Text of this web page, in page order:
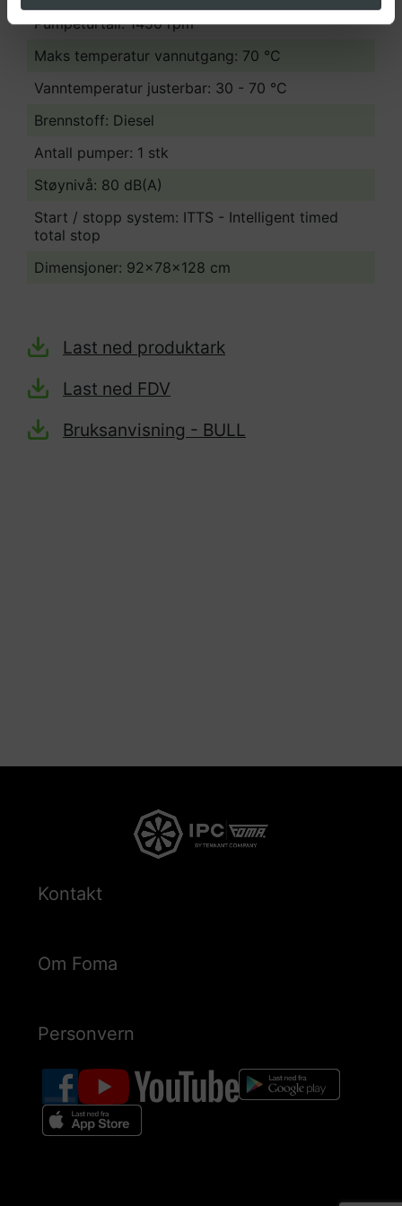
Pumpeturtall: 1450 rpm
Maks temperatur vannutgang: 70 °C
Vanntemperatur justerbar: 30 - 70 °C
Brennstoff: Diesel
Antall pumper: 1 stk
Støynivå: 80 dB(A)
Start / stopp system: ITTS - Intelligent timed
total stop
Dimensjoner: 92x78x128 cm
Last ned produktark
Last ned FDV
Bruksanvisning - BULL
Automatisk stopp for mangel på drivstoff
10 l innebygd vanntank
Vannfiltre
ITTS - intelligent totalt stopp
Inverter
Kontakt
Om Foma
Personvern